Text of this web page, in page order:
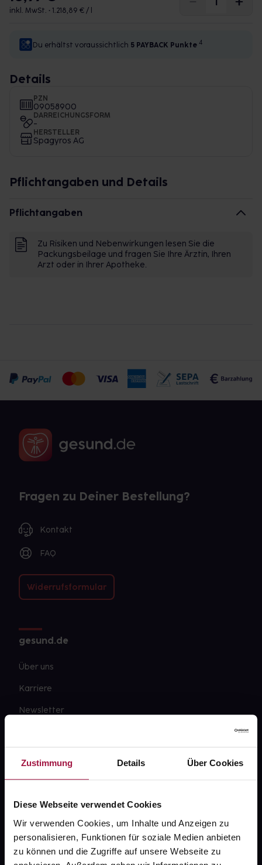
Zustimmung Details Über Cookies
Diese Webseite verwendet Cookies
Wir verwenden Cookies, um Inhalte und Anzeigen zu
personalisieren, Funktionen für soziale Medien anbieten
zu können und die Zugriffe auf unsere Webseite zu
inkl. MwSt. • 1.218,89 € / l
Du erhältst voraussichtlich 5 PAYBACK Punkte 4
Details
PZN
09058900
DARREICHUNGSFORM
-
HERSTELLER
Spagyros AG
Pflichtangaben und Details
Pflichtangaben
Zu Risiken und Nebenwirkungen lesen Sie die
Packungsbeilage und fragen Sie Ihre Ärztin, Ihren
Arzt oder in Ihrer Apotheke.
Fragen zu Deiner Bestellung?
Kontakt
FAQ
Widerrufsformular
gesund.de
Über uns
Karriere
Newsletter
Datenschutz
AGB
Impressum